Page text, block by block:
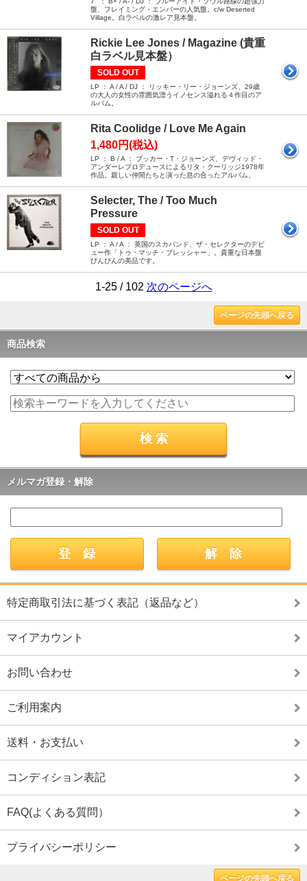
盤、フレイミング・エンバーの人気盤。c/w Deserted
Village。白ラベルの激レア見本盤。
Rickie Lee Jones / Magazine (貴重
白ラベル見本盤）
SOLD OUT
LP ： A / A / DJ ： リッキー・リー・ジョーンズ、29歳
の大人の女性の雰囲気漂うイノセンス溢れる４作目のア
ルバム。
Rita Coolidge / Love Me Again
1,480円(税込)
LP ： B / A ： ブッカー・T・ジョーンズ、デヴィッド・
アンダーレプロデュースによるリタ・クーリッジ1978年
作品。親しい仲間たちと演った息の合ったアルバム。
Selecter, The / Too Much
Pressure
SOLD OUT
LP ： A / A ： 英国のスカバンド、ザ・セレクターのデビ
ュー作「トゥ・マッチ・プレッシャー」。貴重な日本盤
ぴんぴんの美品です。
1-25 / 102 次のページへ
ページの先頭へ戻る
商品検索
メルマガ登録・解除
特定商取引法に基づく表記（返品など）
マイアカウント
お問い合わせ
ご利用案内
送料・お支払い
コンディション表記
FAQ(よくある質問）
プライバシーポリシー
ページの先頭へ戻る